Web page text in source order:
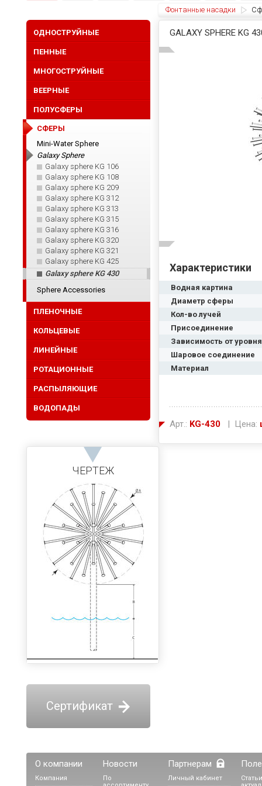
Фонтанные насадки
GALAXY SPHERE KG
Характеристики
Водная картина
Диаметр сферы
Кол-во лучей
Присоединение
Зависимость от
Шаровое соединение
Материал
Арт.: KG-430 | Цена:
ОДНОСТРУЙНЫЕ
ПЕННЫЕ
МНОГОСТРУЙНЫЕ
ВЕЕРНЫЕ
ПОЛУСФЕРЫ
СФЕРЫ
Mini-Water Sphere
Galaxy Sphere
Galaxy sphere KG 106
Galaxy sphere KG 108
Galaxy sphere KG 209
Galaxy sphere KG 312
Galaxy sphere KG 313
Galaxy sphere KG 315
Galaxy sphere KG 316
Galaxy sphere KG 320
Galaxy sphere KG 321
Galaxy sphere KG 425
Galaxy sphere KG 430
Sphere Accessories
ПЛЕНОЧНЫЕ
КОЛЬЦЕВЫЕ
ЛИНЕЙНЫЕ
РОТАЦИОННЫЕ
РАСПЫЛЯЮЩИЕ
ВОДОПАДЫ
ЧЕРТЕЖ
Сертификат
О компании
Компания
Новости
По
Партнерам
Личный кабинет